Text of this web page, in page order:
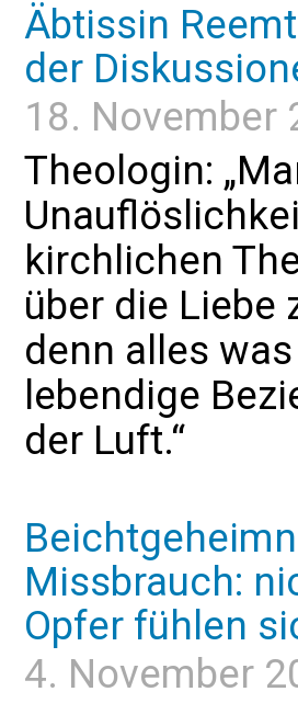
Äbtissin
der
18. November
Theologin:
kirchlichen
über die Liebe
denn alles
lebendige
der Luft.“
Missbrauch:
Opfer fühlen
4. November